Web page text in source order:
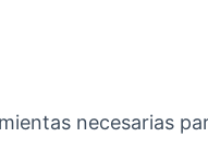
necesarias